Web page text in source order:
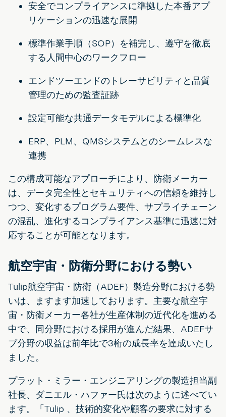
安全でコンプライアンスに準拠した本番アプ
リケーションの迅速な展開
標準作業手順（SOP）を補完し、遵守を徹底
する人間中心のワークフロー
エンドツーエンドのトレーサビリティと品質
管理のための監査証跡
設定可能な共通データモデルによる標準化
ERP、PLM、QMSシステムとのシームレスな
連携
この構成可能なアプローチにより、防衛メーカー
は、データ完全性とセキュリティへの信頼を維持し
つつ、変化するプログラム要件、サプライチェーン
の混乱、進化するコンプライアンス基準に迅速に対
応することが可能となります。
航空宇宙・防衛分野における勢い
Tulip航空宇宙・防衛（ADEF）製造分野における勢
いは、ますます加速しております。主要な航空宇
宙・防衛メーカー各社が生産体制の近代化を進める
中で、同分野における採用が進んだ結果、ADEFサ
ブ分野の収益は前年比で3桁の成長率を達成いたし
ました。
プラット・ミラー・エンジニアリングの製造担当副
社長、ダニエル・ハファー氏は次のように述べてい
ます。「Tulip 、技術的変化や顧客の要求に対する